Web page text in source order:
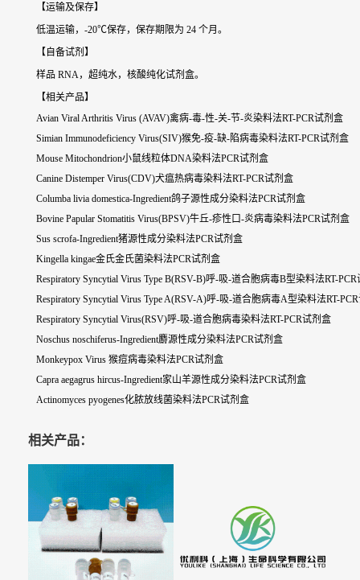
【运输及保存】
低温运输，-20℃保存，保存期限为 24 个月。
【自备试剂】
样品 RNA，超纯水，核酸纯化试剂盒。
【相关产品】
Avian Viral Arthritis Virus (AVAV)禽病-毒-性-关-节-炎染料法RT-PCR试剂盒
Simian Immunodeficiency Virus(SIV)猴免-疫-缺-陷病毒染料法RT-PCR试剂盒
Mouse Mitochondrion小鼠线粒体DNA染料法PCR试剂盒
Canine Distemper Virus(CDV)犬瘟热病毒染料法RT-PCR试剂盒
Columba livia domestica-Ingredient鸽子源性成分染料法PCR试剂盒
Bovine Papular Stomatitis Virus(BPSV)牛丘-疹性口-炎病毒染料法PCR试剂盒
Sus scrofa-Ingredient猪源性成分染料法PCR试剂盒
Kingella kingae金氏金氏菌染料法PCR试剂盒
Respiratory Syncytial Virus Type B(RSV-B)呼-吸-道合胞病毒B型染料法RT-
Respiratory Syncytial Virus Type A(RSV-A)呼-吸-道合胞病毒A型染料法RT-
Respiratory Syncytial Virus(RSV)呼-吸-道合胞病毒染料法RT-PCR试剂盒
Noschus noschiferus-Ingredient麝源性成分染料法PCR试剂盒
Monkeypox Virus 猴痘病毒染料法PCR试剂盒
Capra aegagrus hircus-Ingredient家山羊源性成分染料法PCR试剂盒
Actinomyces pyogenes化脓放线菌染料法PCR试剂盒
相关产品：